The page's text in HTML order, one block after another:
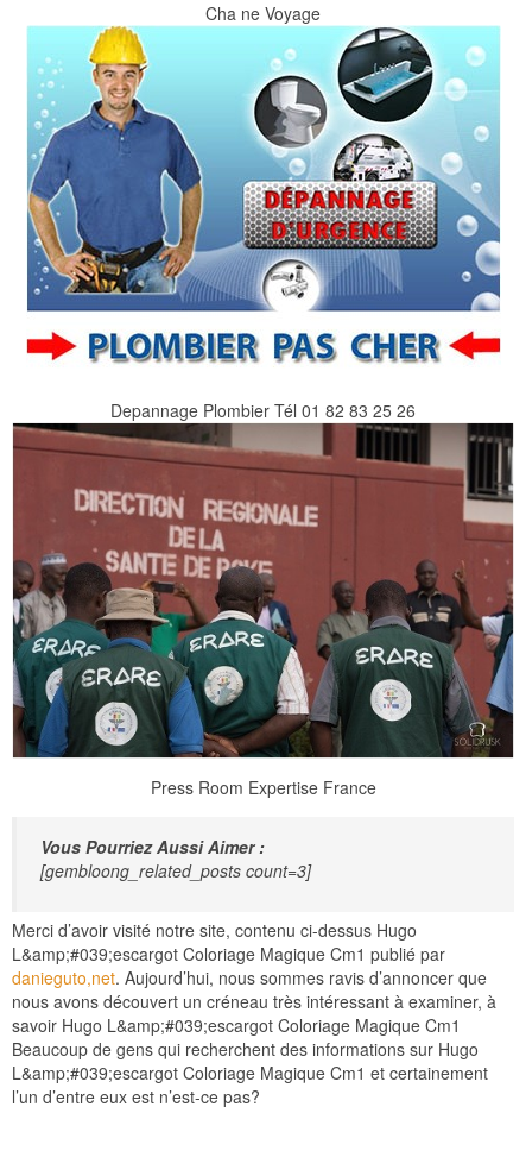
Cha ne Voyage
Depannage Plombier Tél 01 82 83 25 26
Press Room Expertise France
Vous Pourriez Aussi Aimer :
[gembloong_related_posts count=3]
Merci d’avoir visité notre site, contenu ci-dessus Hugo
L&amp;#039;escargot Coloriage Magique Cm1 publié par
danieguto,net. Aujourd’hui, nous sommes ravis d’annoncer que
nous avons découvert un créneau très intéressant à examiner, à
savoir Hugo L&amp;#039;escargot Coloriage Magique Cm1
Beaucoup de gens qui recherchent des informations sur Hugo
L&amp;#039;escargot Coloriage Magique Cm1 et certainement
l’un d’entre eux est n’est-ce pas?